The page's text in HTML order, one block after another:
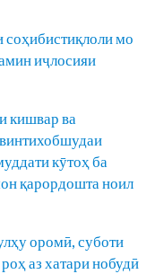
соҳибистиқлоли мо
иҷлосияи
кишвар ва
кӯтоҳ ба
қарордошта ноил
оромӣ, суботи
аз хатари нобудӣ